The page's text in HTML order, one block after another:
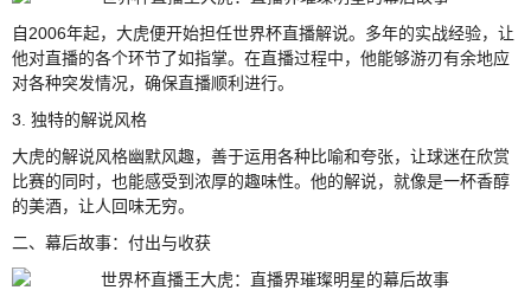
自2006年起，大虎便开始担任世界杯直播解说。多年的实战经验，让
他对直播的各个环节了如指掌。在直播过程中，他能够游刃有余地应
对各种突发情况，确保直播顺利进行。
3. 独特的解说风格
大虎的解说风格幽默风趣，善于运用各种比喻和夸张，让球迷在欣赏
比赛的同时，也能感受到浓厚的趣味性。他的解说，就像是一杯香醇
的美酒，让人回味无穷。
二、幕后故事：付出与收获